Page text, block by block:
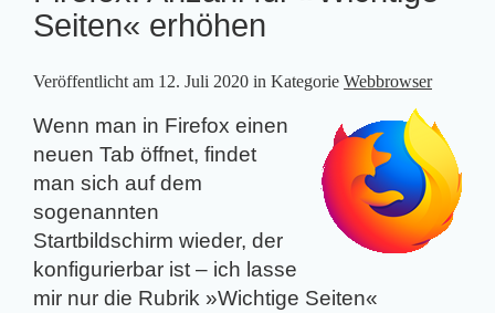
Seiten« erhöhen
Veröffentlicht am 12. Juli 2020 in Kategorie Webbrowser
Wenn man in Firefox einen
neuen Tab öffnet, findet
man sich auf dem
sogenannten
Startbildschirm wieder, der
konfigurierbar ist – ich lasse
mir nur die Rubrik »Wichtige Seiten«